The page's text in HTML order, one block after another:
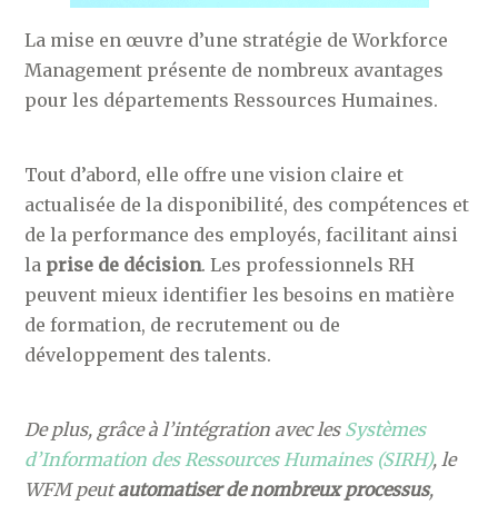
La mise en œuvre d’une stratégie de Workforce
Management présente de nombreux avantages
pour les départements Ressources Humaines.
Tout d’abord, elle offre une vision claire et
actualisée de la disponibilité, des compétences et
de la performance des employés, facilitant ainsi
la prise de décision. Les professionnels RH
peuvent mieux identifier les besoins en matière
de formation, de recrutement ou de
développement des talents.
De plus, grâce à l’intégration avec les Systèmes
d’Information des Ressources Humaines (SIRH), le
WFM peutautomatiser de nombreux processus,